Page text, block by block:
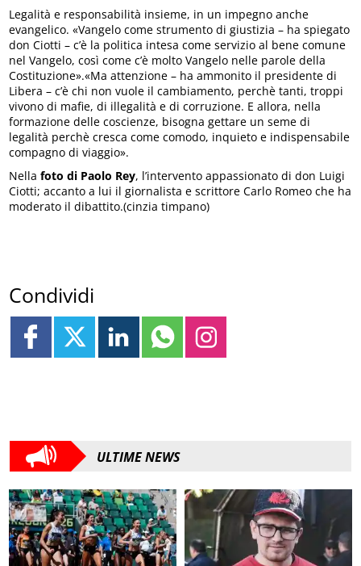
Legalità e responsabilità insieme, in un impegno anche
evangelico. «Vangelo come strumento di giustizia – ha spiegato
don Ciotti – c’è la politica intesa come servizio al bene comune
nel Vangelo, così come c’è molto Vangelo nelle parole della
Costituzione».«Ma attenzione – ha ammonito il presidente di
Libera – c’è chi non vuole il cambiamento, perchè tanti, troppi
vivono di mafie, di illegalità e di corruzione. E allora, nella
formazione delle coscienze, bisogna gettare un seme di
legalità perchè cresca come comodo, inquieto e indispensabile
compagno di viaggio».
Nella foto di Paolo Rey, l’intervento appassionato di don Luigi
Ciotti; accanto a lui il giornalista e scrittore Carlo Romeo che ha
moderato il dibattito.(cinzia timpano)
Condividi
ULTIME NEWS